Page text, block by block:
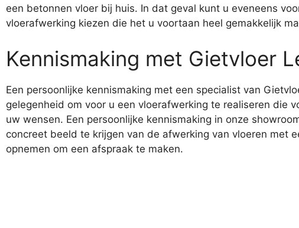
een betonnen vloer bij huis. In dat geval kunt u eveneens
vloerafwerking kiezen die het u voortaan heel gemakkelijk
Kennismaking met Gietvloer
Een persoonlijke kennismaking met een specialist van
gelegenheid om voor u een vloerafwerking te realiseren die
uw wensen. Een persoonlijke kennismaking in onze
concreet beeld te krijgen van de afwerking van vloeren met
opnemen om een afspraak te maken.